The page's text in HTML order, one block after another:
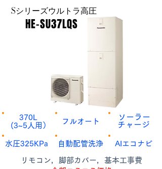
Sシリーズ​ウルトラ高圧
HE-SU37LQS
​370L
​(3~5人用）
​フルオート
​ソーラー
​チャージ
​水圧325KPa ​自動配管洗浄 AI​エコナビ
​リモコン，脚部カバー，基本工事費